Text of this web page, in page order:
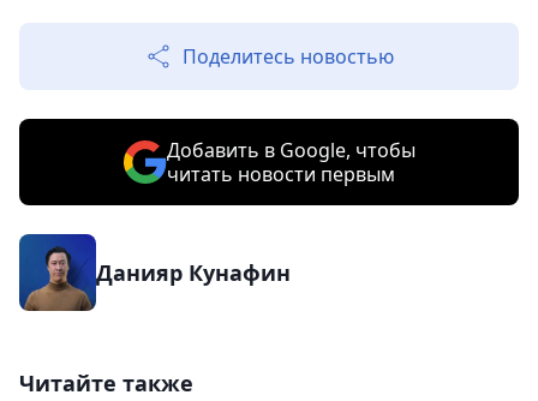
Поделитесь новостью
Добавить в Google, чтобы
читать новости первым
Данияр Кунафин
Читайте также